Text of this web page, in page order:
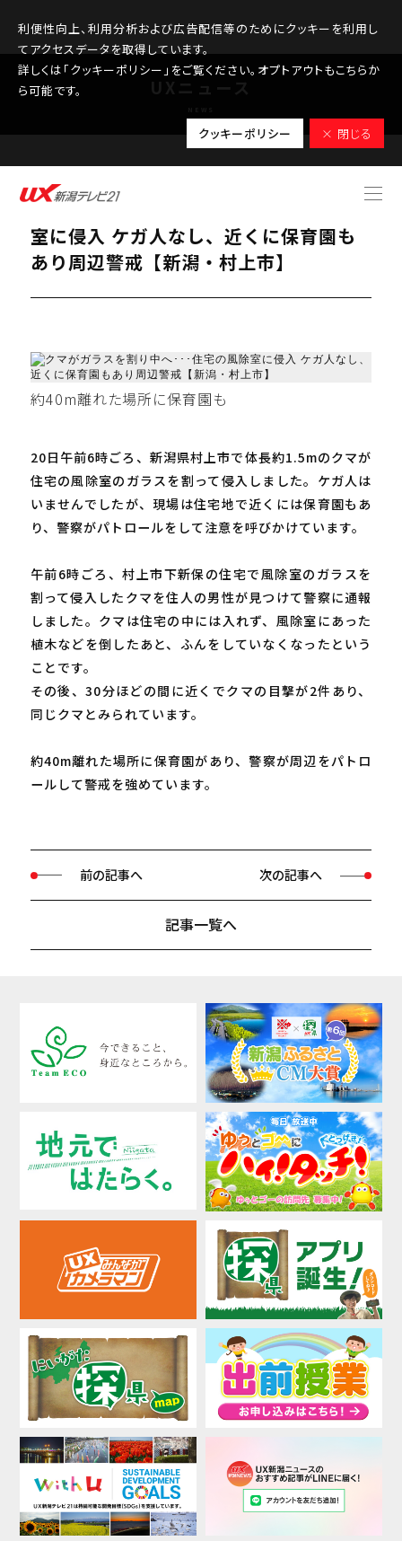
利便性向上、利用分析および広告配信等のためにクッキーを利用し
てアクセスデータを取得しています。
詳しくは「クッキーポリシー」をご覧ください。オプトアウトもこちらか
ら可能です。
クッキーポリシー × 閉じる
2025.09.20
クマがガラスを割り中へ･･･住宅の風除
室に侵入 ケガ人なし、近くに保育園も
あり周辺警戒【新潟・村上市】
約40m離れた場所に保育園も
20日午前6時ごろ、新潟県村上市で体長約1.5mのクマが
住宅の風除室のガラスを割って侵入しました。ケガ人は
いませんでしたが、現場は住宅地で近くには保育園もあ
り、警察がパトロールをして注意を呼びかけています。
午前6時ごろ、村上市下新保の住宅で風除室のガラスを
割って侵入したクマを住人の男性が見つけて警察に通報
しました。クマは住宅の中には入れず、風除室にあった
植木などを倒したあと、ふんをしていなくなったという
ことです。
その後、30分ほどの間に近くでクマの目撃が2件あり、
同じクマとみられています。
約40m離れた場所に保育園があり、警察が周辺をパトロ
ールして警戒を強めています。
前の記事へ
記事一覧へ
次の記事へ